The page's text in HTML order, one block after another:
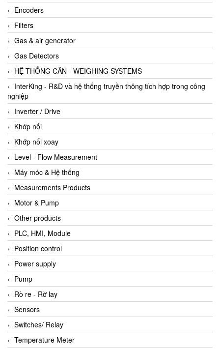
Encoders
Filters
Gas & air generator
Gas Detectors
HỆ THỐNG CÂN - WEIGHING SYSTEMS
InterKing - R&D và hệ thống truyền thông tích hợp trong công
nghiệp
Inverter / Drive
Khớp nối
Khớp nối xoay
Level - Flow Measurement
Máy móc & Hệ thống
Measurements Products
Motor & Pump
Other products
PLC, HMI, Module
Position control
Power supply
Pump
Rò re - Rờ lay
Sensors
Switches/ Relay
Temperature Meter